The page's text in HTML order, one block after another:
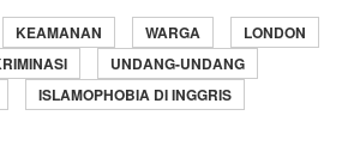
KEAMANAN WARGA
LONDON
UNDANG-UNDANG
ISLAMOPHOBIA DI INGGRIS